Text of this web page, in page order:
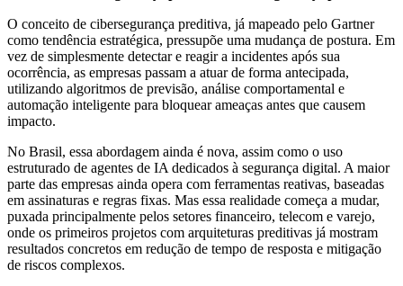
O conceito de cibersegurança preditiva, já mapeado pelo Gartner
como tendência estratégica, pressupõe uma mudança de postura. Em
vez de simplesmente detectar e reagir a incidentes após sua
ocorrência, as empresas passam a atuar de forma antecipada,
utilizando algoritmos de previsão, análise comportamental e
automação inteligente para bloquear ameaças antes que causem
impacto.
No Brasil, essa abordagem ainda é nova, assim como o uso
estruturado de agentes de IA dedicados à segurança digital. A maior
parte das empresas ainda opera com ferramentas reativas, baseadas
em assinaturas e regras fixas. Mas essa realidade começa a mudar,
puxada principalmente pelos setores financeiro, telecom e varejo,
onde os primeiros projetos com arquiteturas preditivas já mostram
resultados concretos em redução de tempo de resposta e mitigação
de riscos complexos.